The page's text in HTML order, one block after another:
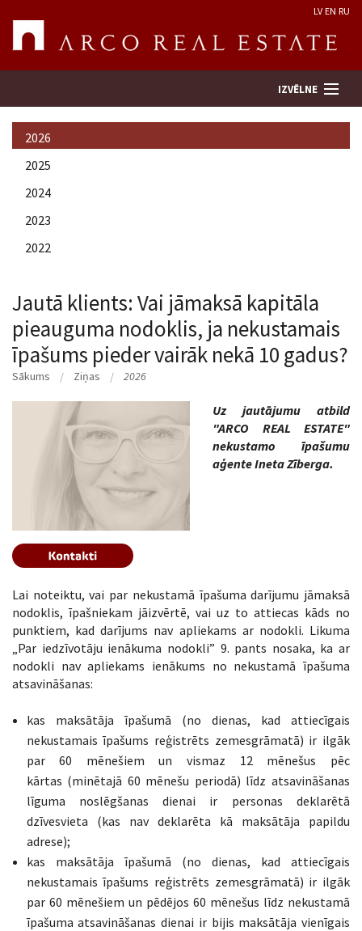
LV EN RU
IZVĒLNE
Meklēt īpašumu
Uzņēmums
Pakalpojumi
Kontakti
2026
2025
2024
2023
2022
Jautā klients: Vai jāmaksā kapitāla
pieauguma nodoklis, ja nekustamais
īpašums pieder vairāk nekā 10 gadus?
Sākums Ziņas 2026
Uz jautājumu atbild
"ARCO REAL ESTATE"
nekustamo īpašumu
aģente Ineta Zīberga.
Lai noteiktu, vai par nekustamā īpašuma darījumu jāmaksā
nodoklis, īpašniekam jāizvērtē, vai uz to attiecas kāds no
punktiem, kad darījums nav apliekams ar nodokli. Likuma
„Par iedzīvotāju ienākuma nodokli” 9. pants nosaka, ka ar
nodokli nav apliekams ienākums no nekustamā īpašuma
atsavināšanas:
kas maksātāja īpašumā (no dienas, kad attiecīgais
nekustamais īpašums reģistrēts zemesgrāmatā) ir ilgāk
par 60 mēnešiem un vismaz 12 mēnešus pēc
kārtas (minētajā 60 mēnešu periodā) līdz atsavināšanas
līguma noslēgšanas dienai ir personas deklarētā
dzīvesvieta (kas nav deklarēta kā maksātāja papildu
adrese);
kas maksātāja īpašumā (no dienas, kad attiecīgais
nekustamais īpašums reģistrēts zemesgrāmatā) ir ilgāk
par 60 mēnešiem un pēdējos 60 mēnešus līdz nekustamā
īpašuma atsavināšanas dienai ir bijis maksātāja vienīgais